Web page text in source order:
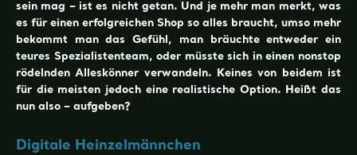
sein mag – ist es nicht getan. Und je mehr man merkt, was
es für einen erfolgreichen Shop so alles braucht, umso mehr
bekommt man das Gefühl, man bräuchte entweder ein
teures Spezialistenteam, oder müsste sich in einen nonstop
rödelnden Alleskönner verwandeln. Keines von beidem ist
für die meisten jedoch eine realistische Option. Heißt das
nun also – aufgeben?
Digitale Heinzelmännchen